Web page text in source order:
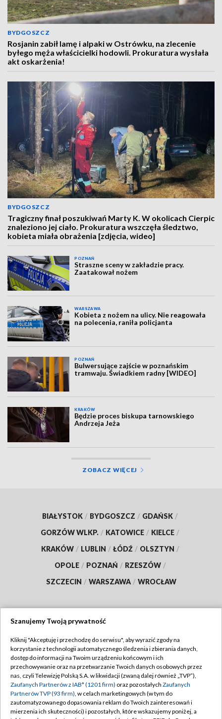
BYDGOSZCZ
Rosjanin zabił lamę i alpaki w Ostrówku, na zlecenie
byłego męża właścicielki hodowli. Prokuratura wysłała
akt oskarżenia!
BYDGOSZCZ
Tragiczny finał poszukiwań Marty K. W okolicach Cierpic
znaleziono jej ciało. Prokuratura wszczęła śledztwo,
kobieta miała obrażenia [zdjęcia, wideo]
POZNAŃ
Straszne sceny w zakładzie pracy.
Zaatakował nożem
WARSZAWA
Kobieta z nożem na ulicy. Nie reagowała
na polecenia, raniła policjanta
POZNAŃ
Bulwersujące zajście w poznańskim
tramwaju. Świadkiem radny [WIDEO]
KRAKÓW
Będzie proces biskupa tarnowskiego
Andrzeja Jeża
ZOBACZ WIĘCEJ
BIAŁYSTOK / BYDGOSZCZ / GDAŃSK /
GORZÓW WLKP. / KATOWICE / KIELCE /
KRAKÓW / LUBLIN / ŁÓDŹ / OLSZTYN /
OPOLE / POZNAŃ / RZESZÓW /
SZCZECIN / WARSZAWA / WROCŁAW
TVP
Abonament TVP
Emisja w TVP
Centrum informacji TVP
Naziemna Telewizja Cyfrowa
Regulamin TVP
Polityka prywatności
Moje zgody
Szanujemy Twoją prywatność
Kliknij "Akceptuję i przechodzę do serwisu", aby wyrazić zgody na
korzystanie z technologii automatycznego śledzenia i zbierania danych,
dostęp do informacji na Twoim urządzeniu końcowym i ich
przechowywanie oraz na przetwarzanie Twoich danych osobowych przez
nas, czyli Telewizję Polską S.A. w likwidacji (zwaną dalej również „TVP”),
Zaufanych Partnerów z IAB* (1201 firm) oraz pozostałych Zaufanych
Partnerów TVP (93 firm), w celach marketingowych (w tym do
zautomatyzowanego dopasowania reklam do Twoich zainteresowań i
mierzenia ich skuteczności) i pozostałych, które wskazujemy poniżej, a